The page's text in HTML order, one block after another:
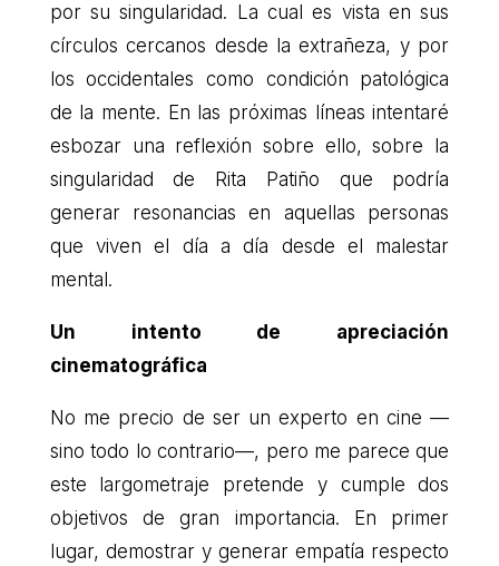
por su singularidad. La cual es vista en sus
círculos cercanos desde la extrañeza, y por
los occidentales como condición patológica
de la mente. En las próximas líneas intentaré
esbozar una reflexión sobre ello, sobre la
singularidad de Rita Patiño que podría
generar resonancias en aquellas personas
que viven el día a día desde el malestar
mental.
Un intento de apreciación
cinematográfica
No me precio de ser un experto en cine —
sino todo lo contrario—, pero me parece que
este largometraje pretende y cumple dos
objetivos de gran importancia. En primer
lugar, demostrar y generar empatía respecto